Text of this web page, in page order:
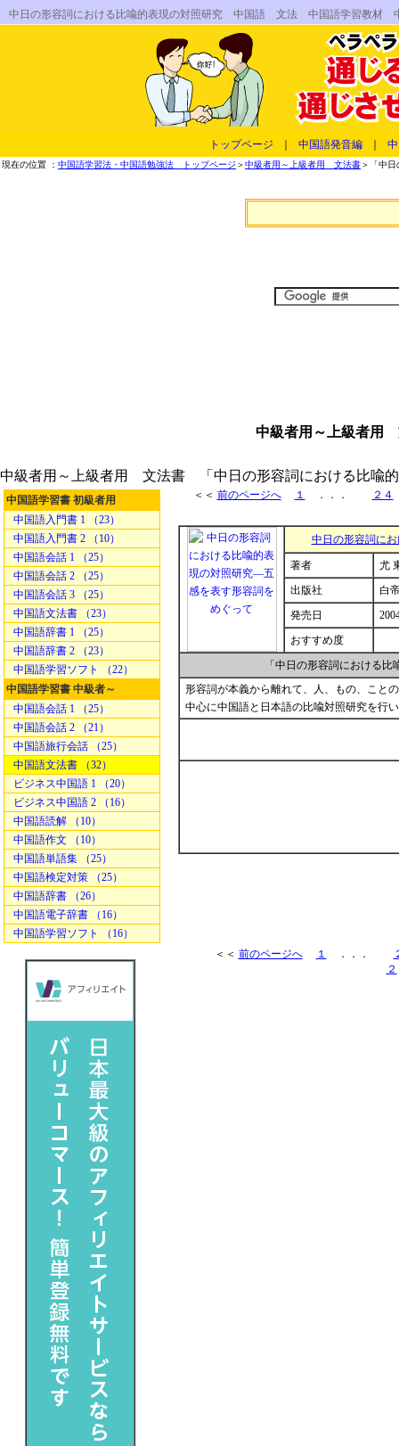
中日の形容詞における比喩的表現の対照研究 中国語 文法 中国語学習教
トップページ 中国語発音編
現在の位置 ： 中国語学習法・中国語勉強法 トップページ ＞中級者用～上級者用 文法書＞「中
中級者用～上級者用
中級者用～上級者用 文法書 「中日の形容詞における比喩
中国語学習書 初級者用
中国語入門書 1 （23）
中国語入門書 2 （10）
中国語会話 1 （25）
中国語会話 2 （25）
中国語会話 3 （25）
中国語文法書 （23）
中国語辞書 1 （25）
中国語辞書 2 （23）
中国語学習ソフト （22）
中国語学習書 中級者～
中国語会話 1 （25）
中国語会話 2 （21）
中国語旅行会話 （25）
中国語文法書 （32）
ビジネス中国語 1 （20）
ビジネス中国語 2 （16）
中国語読解 （10）
中国語作文 （10）
中国語単語集 （25）
中国語検定対策 （25）
中国語辞書 （26）
中国語電子辞書 （16）
中国語学習ソフト （16）
＜＜ 前のページへ １ ．．． ２４
中日の形容詞に
著者
尤
出版社
白
発売日
おすすめ度
「中日の形容詞における
形容詞が本義から離れて、人、もの、こと
中心に中国語と日本語の比喩対照研究を行
＜＜ 前のページへ １ ．．．
２